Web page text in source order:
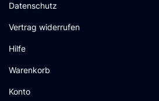
Datenschutz
Vertrag widerrufen
Hilfe
Warenkorb
Konto